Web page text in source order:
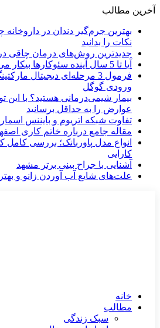
آخرین مطالب
بهترین جرم‌گیر دندان در
نکات را بدانید
جدیدترین روش‌های درمان چاقی در
آیا تا 5 سال آینده سئوکارها بیکار می‌شوند؟
فرمول 3 مرحله‌ای دیجیتال
ورودی گوگل
بیمار شیمی‌درمانی هستید؟ با این
عوارض را به حداقل برسانید
تفاوت شبکه اتریوم و بایننس
مقاله جامع درباره خاتم کاری
انواع مدل پاوربانک؛ بررسی
کارایی
آشنایی با جراح بینی برتر مشهد
علت‌های شایع آب آوردن زانو و
خانه
مطالب
سبک زندگی